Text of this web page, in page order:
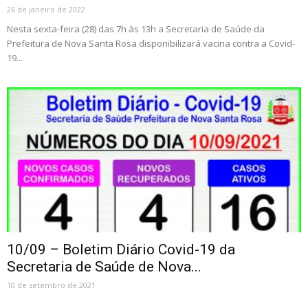
26 de janeiro de 2022
Nesta sexta-feira (28) das 7h às 13h a Secretaria de Saúde da
Prefeitura de Nova Santa Rosa disponibilizará vacina contra a Covid-
19...
10/09 – Boletim Diário Covid-19 da
Secretaria de Saúde de Nova...
10 de setembro de 2021